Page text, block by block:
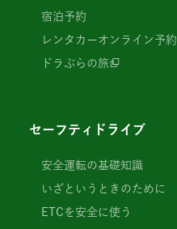
宿泊予約
レンタカーオンライン予約
ドラぷらの旅
セーフティドライブ
安全運転の基礎知識
いざというときのために
ETCを安全に使う